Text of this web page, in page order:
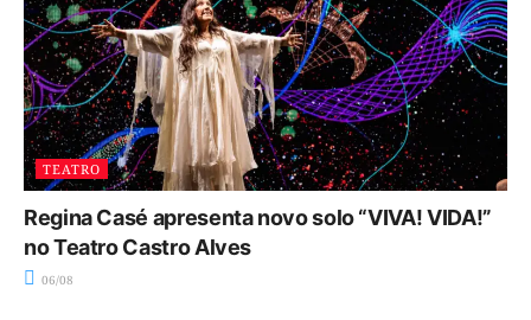
TEATRO
Regina Casé apresenta novo solo “VIVA! VIDA!”
no Teatro Castro Alves
06/08